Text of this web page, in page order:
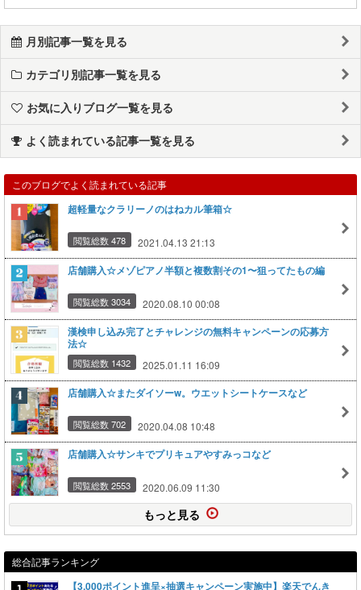
月別記事一覧を見る
カテゴリ別記事一覧を見る
お気に入りブログ一覧を見る
よく読まれている記事一覧を見る
このブログでよく読まれている記事
超軽量なクラリーノのはねカル筆箱☆
閲覧総数 478 2021.04.13 21:13
店舗購入☆メゾピアノ半額と複数割その1〜狙ってたもの編
閲覧総数 3034 2020.08.10 00:08
漢検申し込み完了とチャレンジの無料キャンペーンの応募方
法☆
閲覧総数 1432 2025.01.11 16:09
店舗購入☆またダイソーw。ウエットシートケースなど
閲覧総数 702 2020.04.08 10:48
店舗購入☆サンキでプリキュアやすみっコなど
閲覧総数 2553 2020.06.09 11:30
もっと見る
総合記事ランキング
【3,000ポイント進呈×抽選キャンペーン実施中】楽天でんき